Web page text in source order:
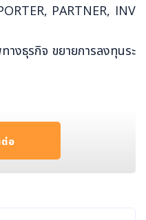
PARTNER, INV
างธุรกิจ ขยายการลงทุนระ
กรรม
ร
อ